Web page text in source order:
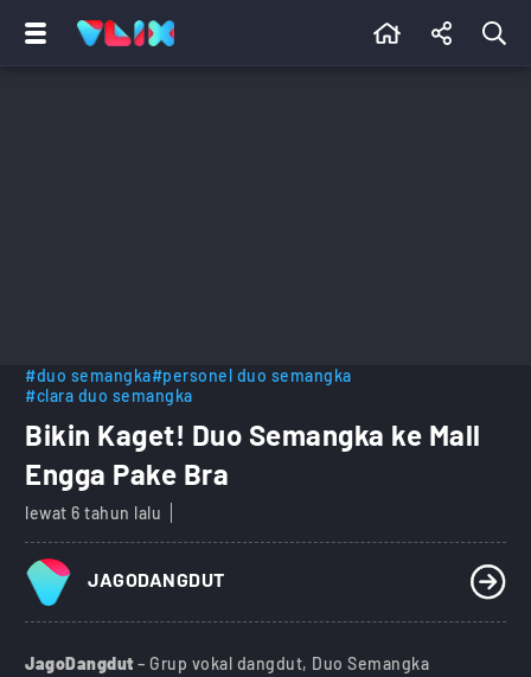
#duo semangka#personel duo semangka
#clara duo semangka
Bikin Kaget! Duo Semangka ke Mall
Engga Pake Bra
lewat 6 tahun lalu
JAGODANGDUT
JagoDangdut– Grup vokal dangdut, Duo Semangka